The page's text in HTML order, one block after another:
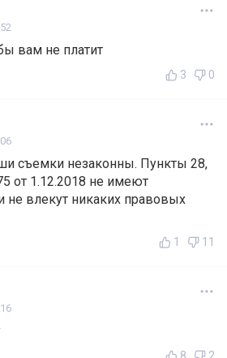
вам не платит
3 0
съемки незаконны. Пункты 28,
от 1.12.2018 не имеют
влекут никаких правовых
1 11